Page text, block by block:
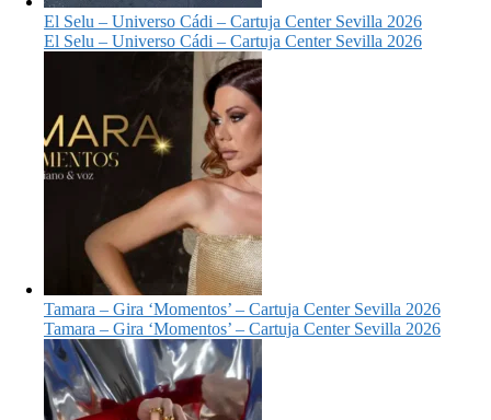
El Selu – Universo Cádi – Cartuja Center Sevilla 2026
El Selu – Universo Cádi – Cartuja Center Sevilla 2026
Tamara – Gira ‘Momentos’ – Cartuja Center Sevilla 2026
Tamara – Gira ‘Momentos’ – Cartuja Center Sevilla 2026